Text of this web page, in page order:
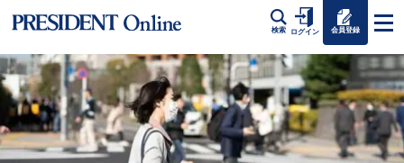
検索 ログイン 会員登録